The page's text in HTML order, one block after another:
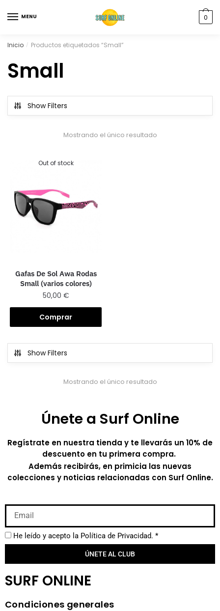
MENU 0
Inicio / Productos etiquetados “Small”
Small
Show Filters
Mostrando el único resultado
Out of stock
Gafas De Sol Awa Rodas
Small (varios colores)
50,00 €
Comprar
Show Filters
Mostrando el único resultado
Únete a Surf Online
Regístrate en nuestra tienda y te llevarás un 10% de
descuento en tu primera compra.
Además recibirás, en primicia las nuevas
colecciones y noticias relacionadas con Surf Online.
He leído y acepto la Política de Privacidad. *
ÚNETE AL CLUB
SURF ONLINE
Condiciones generales